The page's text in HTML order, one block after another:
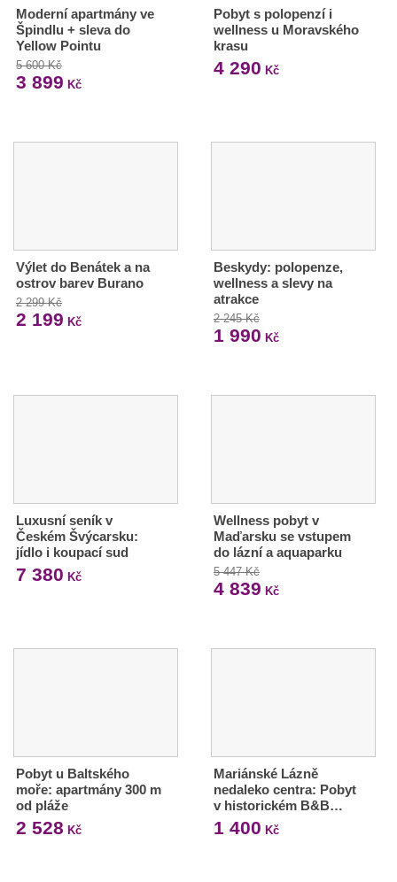
Moderní apartmány ve
Špindlu + sleva do
Yellow Pointu
5 600 Kč
3 899 Kč
Pobyt s polopenzí i
wellness u Moravského
krasu
4 290 Kč
Výlet do Benátek a na
ostrov barev Burano
2 299 Kč
2 199 Kč
Beskydy: polopenze,
wellness a slevy na
atrakce
2 245 Kč
1 990 Kč
Luxusní seník v
Českém Švýcarsku:
jídlo i koupací sud
7 380 Kč
Wellness pobyt v
Maďarsku se vstupem
do lázní a aquaparku
5 447 Kč
4 839 Kč
Pobyt u Baltského
moře: apartmány 300 m
od pláže
2 528 Kč
Mariánské Lázně
nedaleko centra: Pobyt
v historickém B&B…
1 400 Kč